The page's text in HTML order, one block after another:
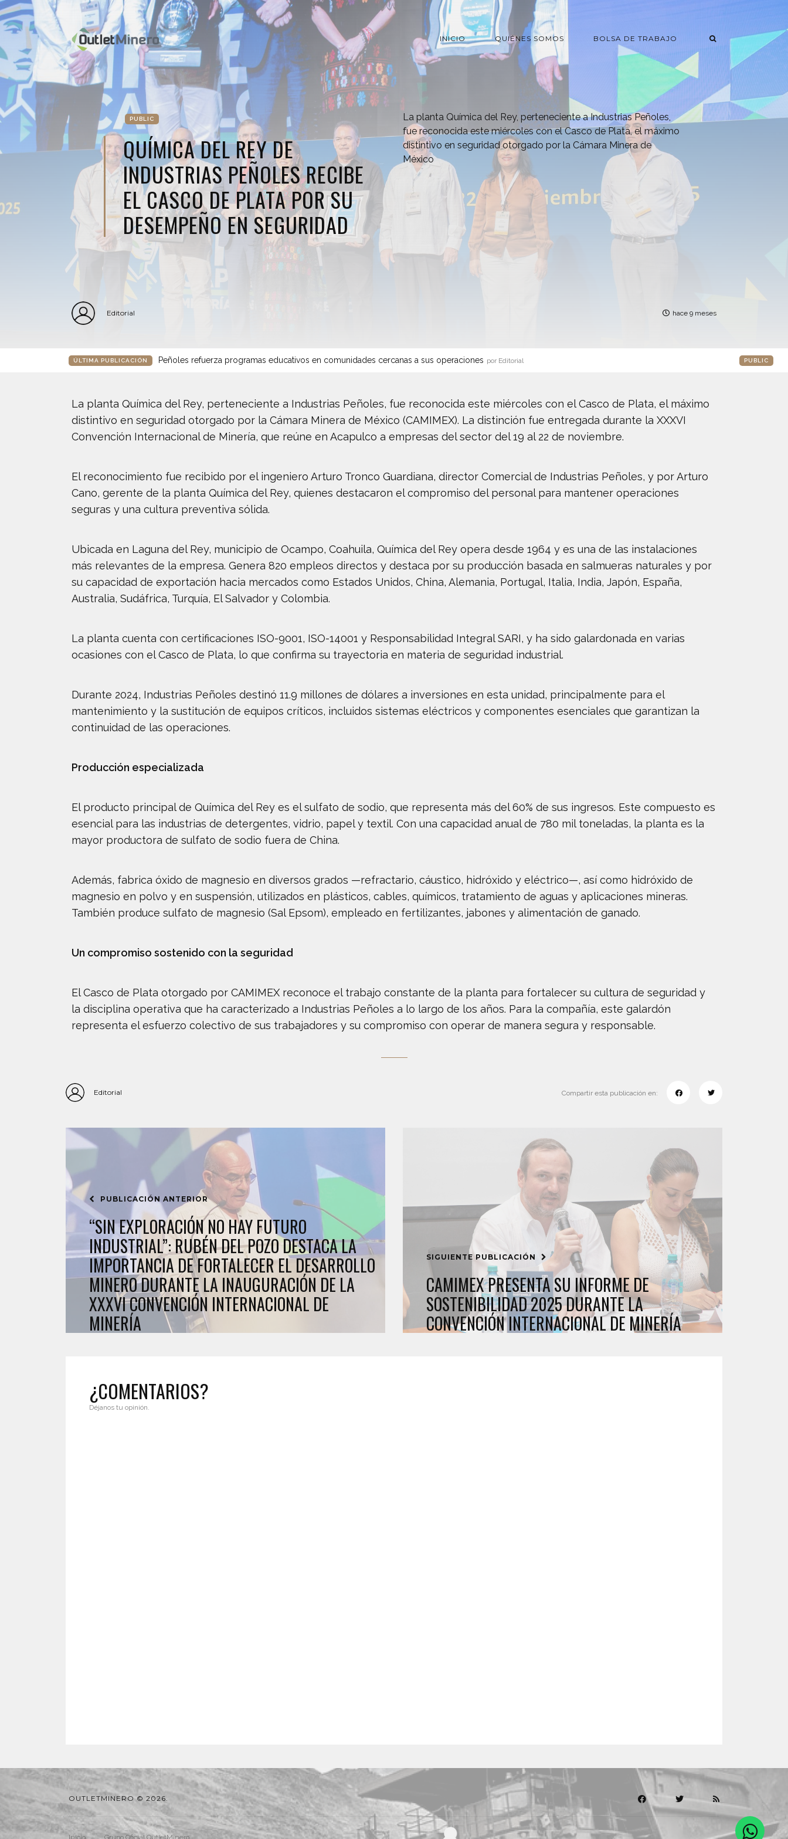
INICIO QUIÉNES SOMOS BOLSA DE TRABAJO
PUBLIC
QUÍMICA DEL REY DE
INDUSTRIAS PEÑOLES RECIBE
EL CASCO DE PLATA POR SU
DESEMPEÑO EN SEGURIDAD
La planta Química del Rey, perteneciente a Industrias Peñoles,
fue reconocida este miércoles con el Casco de Plata, el máximo
distintivo en seguridad otorgado por la Cámara Minera de
México
Editorial hace 9 meses
ÚLTIMA PUBLICACIÓN Peñoles refuerza programas educativos en comunidades cercanas a sus operaciones por Editorial PUBLIC
La planta Química del Rey, perteneciente a Industrias Peñoles, fue reconocida este miércoles con el Casco de Plata, el máximo
distintivo en seguridad otorgado por la Cámara Minera de México (CAMIMEX). La distinción fue entregada durante la XXXVI
Convención Internacional de Minería, que reúne en Acapulco a empresas del sector del 19 al 22 de noviembre.
El reconocimiento fue recibido por el ingeniero Arturo Tronco Guardiana, director Comercial de Industrias Peñoles, y por Arturo
Cano, gerente de la planta Química del Rey, quienes destacaron el compromiso del personal para mantener operaciones
seguras y una cultura preventiva sólida.
Ubicada en Laguna del Rey, municipio de Ocampo, Coahuila, Química del Rey opera desde 1964 y es una de las instalaciones
más relevantes de la empresa. Genera 820 empleos directos y destaca por su producción basada en salmueras naturales y por
su capacidad de exportación hacia mercados como Estados Unidos, China, Alemania, Portugal, Italia, India, Japón, España,
Australia, Sudáfrica, Turquía, El Salvador y Colombia.
La planta cuenta con certificaciones ISO-9001, ISO-14001 y Responsabilidad Integral SARI, y ha sido galardonada en varias
ocasiones con el Casco de Plata, lo que confirma su trayectoria en materia de seguridad industrial.
Durante 2024, Industrias Peñoles destinó 11.9 millones de dólares a inversiones en esta unidad, principalmente para el
mantenimiento y la sustitución de equipos críticos, incluidos sistemas eléctricos y componentes esenciales que garantizan la
continuidad de las operaciones.
Producción especializada
El producto principal de Química del Rey es el sulfato de sodio, que representa más del 60% de sus ingresos. Este compuesto es
esencial para las industrias de detergentes, vidrio, papel y textil. Con una capacidad anual de 780 mil toneladas, la planta es la
mayor productora de sulfato de sodio fuera de China.
Además, fabrica óxido de magnesio en diversos grados —refractario, cáustico, hidróxido y eléctrico—, así como hidróxido de
magnesio en polvo y en suspensión, utilizados en plásticos, cables, químicos, tratamiento de aguas y aplicaciones mineras.
También produce sulfato de magnesio (Sal Epsom), empleado en fertilizantes, jabones y alimentación de ganado.
Un compromiso sostenido con la seguridad
El Casco de Plata otorgado por CAMIMEX reconoce el trabajo constante de la planta para fortalecer su cultura de seguridad y
la disciplina operativa que ha caracterizado a Industrias Peñoles a lo largo de los años. Para la compañía, este galardón
representa el esfuerzo colectivo de sus trabajadores y su compromiso con operar de manera segura y responsable.
Editorial Compartir esta publicación en:
PUBLICACIÓN ANTERIOR
“SIN EXPLORACIÓN NO HAY FUTURO
INDUSTRIAL”: RUBÉN DEL POZO DESTACA LA
IMPORTANCIA DE FORTALECER EL DESARROLLO
MINERO DURANTE LA INAUGURACIÓN DE LA
XXXVI CONVENCIÓN INTERNACIONAL DE
MINERÍA
SIGUIENTE PUBLICACIÓN
CAMIMEX PRESENTA SU INFORME DE
SOSTENIBILIDAD 2025 DURANTE LA
CONVENCIÓN INTERNACIONAL DE MINERÍA
¿COMENTARIOS?
Déjanos tu opinión.
OUTLETMINERO © 2026.
Inicio Grupo Oficial OutletMinero